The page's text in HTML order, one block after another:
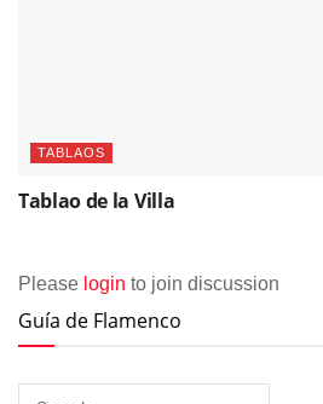
TABLAOS
Tablao de la Villa
Please login to join discussion
Guía de Flamenco